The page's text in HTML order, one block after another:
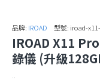
品牌: IROAD 型號: iroad-
IROAD X11
錄儀 (升級
..